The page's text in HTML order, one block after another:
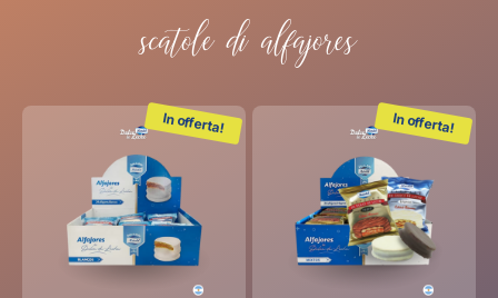
scatole di alfajores
In offerta! In offerta!